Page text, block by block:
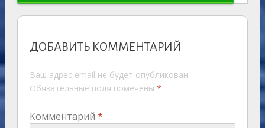
ДОБАВИТЬ КОММЕНТАРИЙ
Ваш адрес email не будет опубликован.
Обязательные поля помечены *
Комментарий *